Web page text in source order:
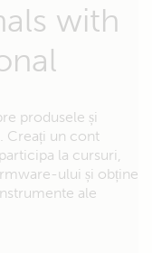
with
produsele și
Creați un cont
la cursuri,
ului și obține
ale